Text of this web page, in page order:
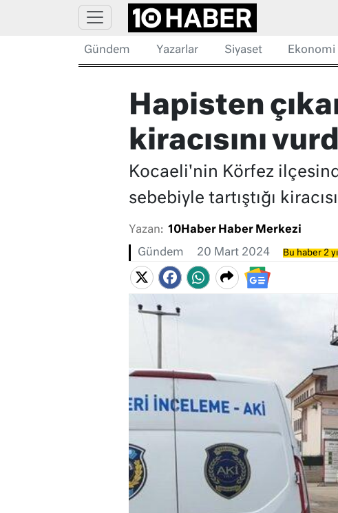
Gündem Yazarlar Siyaset Ekonomi
Hapisten
kiracısını
Kocaeli'nin Körfez
sebebiyle tartıştığı
Yazan: 10Haber Haber Merkezi
Gündem 20 Mart 2024 Bu haber 2